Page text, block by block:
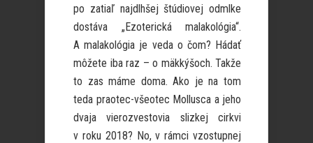
po zatiaľ najdlhšej štúdiovej odmlke
dostáva „Ezoterická malakológia“.
A malakológia je veda o čom? Hádať
môžete iba raz – o mäkkýšoch. Takže
to zas máme doma. Ako je na tom
teda praotec-všeotec Mollusca a jeho
dvaja vierozvestovia slizkej cirkvi
v roku 2018? No, v rámci vzostupnej